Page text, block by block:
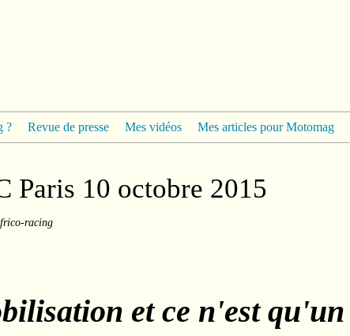
? Revue de presse Mes vidéos Mes articles pour Motomag
Paris 10 octobre 2015
racing
et ce n'est qu'un